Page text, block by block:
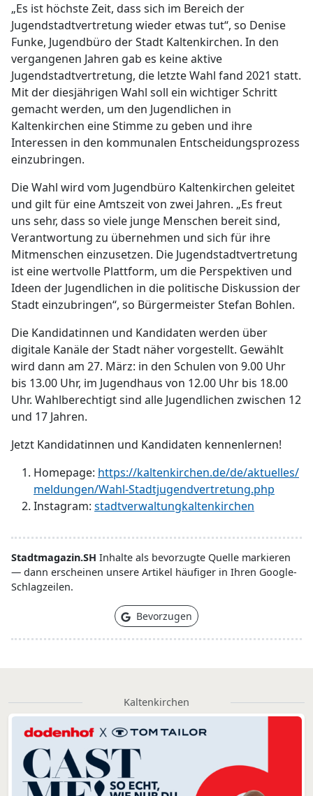
„Es ist höchste Zeit, dass sich im Bereich der
Jugendstadtvertretung wieder etwas tut“, so Denise
Funke, Jugendbüro der Stadt Kaltenkirchen. In den
vergangenen Jahren gab es keine aktive
Jugendstadtvertretung, die letzte Wahl fand 2021 statt.
Mit der diesjährigen Wahl soll ein wichtiger Schritt
gemacht werden, um den Jugendlichen in
Kaltenkirchen eine Stimme zu geben und ihre
Interessen in den kommunalen Entscheidungsprozess
einzubringen.
Die Wahl wird vom Jugendbüro Kaltenkirchen geleitet
und gilt für eine Amtszeit von zwei Jahren. „Es freut
uns sehr, dass so viele junge Menschen bereit sind,
Verantwortung zu übernehmen und sich für ihre
Mitmenschen einzusetzen. Die Jugendstadtvertretung
ist eine wertvolle Plattform, um die Perspektiven und
Ideen der Jugendlichen in die politische Diskussion der
Stadt einzubringen“, so Bürgermeister Stefan Bohlen.
Die Kandidatinnen und Kandidaten werden über
digitale Kanäle der Stadt näher vorgestellt. Gewählt
wird dann am 27. März: in den Schulen von 9.00 Uhr
bis 13.00 Uhr, im Jugendhaus von 12.00 Uhr bis 18.00
Uhr. Wahlberechtigt sind alle Jugendlichen zwischen 12
und 17 Jahren.
Jetzt Kandidatinnen und Kandidaten kennenlernen!
Homepage: https://kaltenkirchen.de/de/aktuelles/
meldungen/Wahl-Stadtjugendvertretung.php
Instagram: stadtverwaltungkaltenkirchen
Stadtmagazin.SH Inhalte als bevorzugte Quelle markieren
— dann erscheinen unsere Artikel häufiger in Ihren Google-
Schlagzeilen.
Bevorzugen
Kaltenkirchen